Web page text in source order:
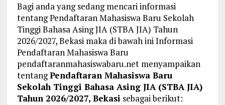
Bagi anda yang sedang mencari informasi
tentang Pendaftaran Mahasiswa Baru Sekolah
Tinggi Bahasa Asing JIA (STBA JIA) Tahun
2026/2027, Bekasi maka di bawah ini Informasi
Pendaftaran Mahasiswa Baru
pendaftaranmahasiswabaru.net menyampaikan
tentangPendaftaran Mahasiswa Baru
Sekolah Tinggi Bahasa Asing JIA (STBA JIA)
Tahun 2026/2027, Bekasi sebagai berikut: